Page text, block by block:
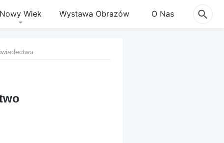
Nowy Wiek Wystawa Obrazów O Nas